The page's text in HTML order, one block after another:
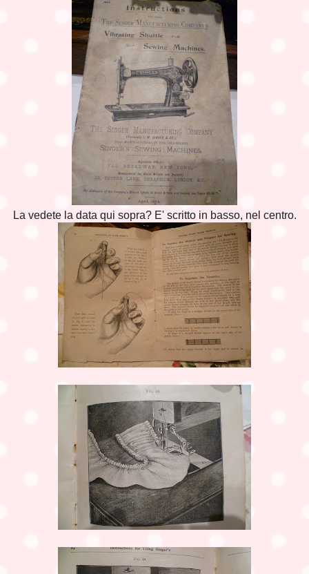
La vedete la data qui sopra? E' scritto in basso, nel centro.